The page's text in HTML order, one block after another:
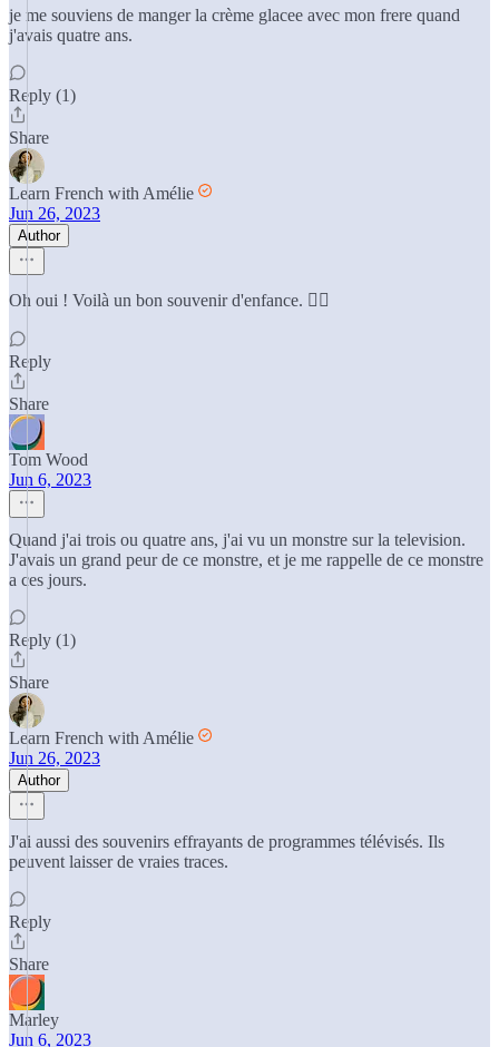
je me souviens de manger la crème glacee avec mon frere quand
j'avais quatre ans.
Reply (1)
Share
Learn French with Amélie
Jun 26, 2023
Author
Oh oui ! Voilà un bon souvenir d'enfance. 👌🏼
Reply
Share
Tom Wood
Jun 6, 2023
Quand j'ai trois ou quatre ans, j'ai vu un monstre sur la television.
J'avais un grand peur de ce monstre, et je me rappelle de ce monstre
a ces jours.
Reply (1)
Share
Learn French with Amélie
Jun 26, 2023
Author
J'ai aussi des souvenirs effrayants de programmes télévisés. Ils
peuvent laisser de vraies traces.
Reply
Share
Marley
Jun 6, 2023